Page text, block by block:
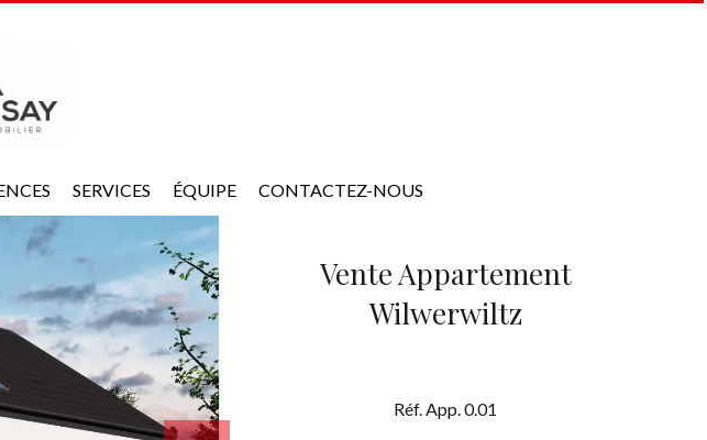
SERVICES ÉQUIPE CONTACTEZ-NOUS
Vente Appartement
Wilwerwiltz
Réf. App. 0.01